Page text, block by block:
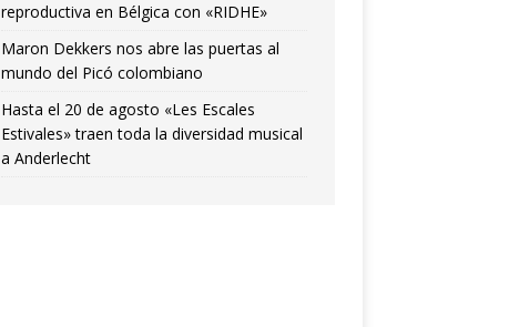
reproductiva en Bélgica con «RIDHE»
Maron Dekkers nos abre las puertas al
mundo del Picó colombiano
Hasta el 20 de agosto «Les Escales
Estivales» traen toda la diversidad musical
a Anderlecht